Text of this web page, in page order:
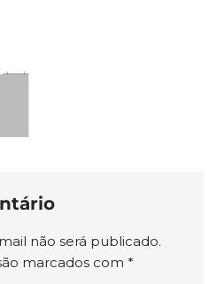
não será publicado.
marcados com *